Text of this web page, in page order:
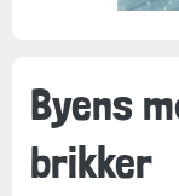
Byens
brikker